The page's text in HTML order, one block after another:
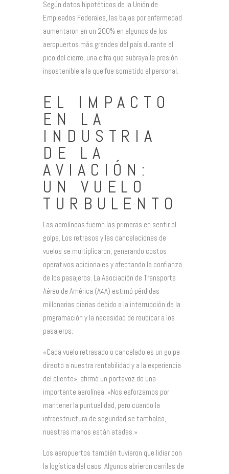
Según datos hipotéticos de la Unión de
Empleados Federales, las bajas por enfermedad
aumentaron en un 200% en algunos de los
aeropuertos más grandes del país durante el
pico del cierre, una cifra que subraya la presión
insostenible a la que fue sometido el personal.
EL IMPACTO
EN LA
INDUSTRIA
DE LA
AVIACIÓN:
UN VUELO
TURBULENTO
Las aerolíneas fueron las primeras en sentir el
golpe. Los retrasos y las cancelaciones de
vuelos se multiplicaron, generando costos
operativos adicionales y afectando la confianza
de los pasajeros. La Asociación de Transporte
Aéreo de América (A4A) estimó pérdidas
millonarias diarias debido a la interrupción de la
programación y la necesidad de reubicar a los
pasajeros.
«Cada vuelo retrasado o cancelado es un golpe
directo a nuestra rentabilidad y a la experiencia
del cliente», afirmó un portavoz de una
importante aerolínea. «Nos esforzamos por
mantener la puntualidad, pero cuando la
infraestructura de seguridad se tambalea,
nuestras manos están atadas.»
Los aeropuertos también tuvieron que lidiar con
la logística del caos. Algunos abrieron carriles de